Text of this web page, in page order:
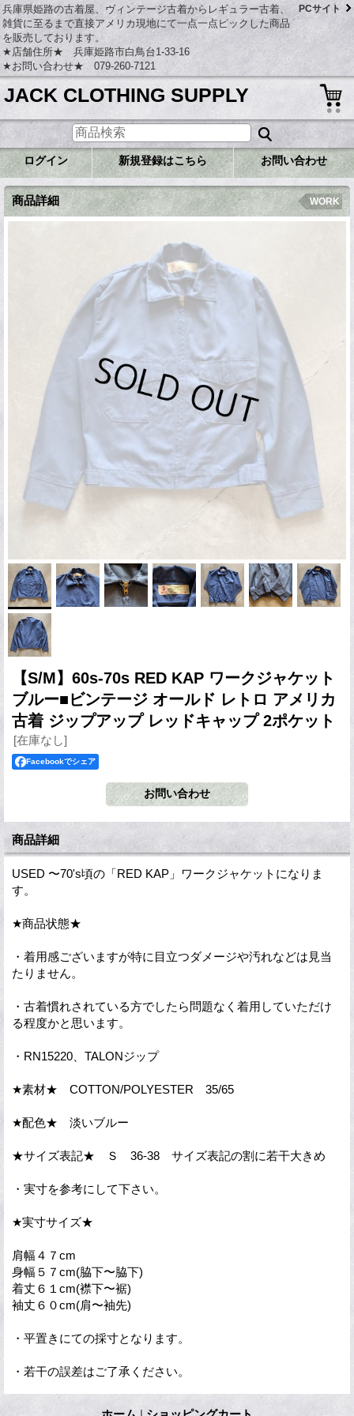
兵庫県姫路の古着屋、ヴィンテージ古着からレギュラー古着、
雑貨に至るまで直接アメリカ現地にて一点一点ピックした商品
を販売しております。
★店舗住所★ 兵庫姫路市白鳥台1-33-16
★お問い合わせ★ 079-260-7121
PCサイト
JACK CLOTHING SUPPLY
ログイン 新規登録はこちら お問い合わせ
商品詳細 WORK
【S/M】60s-70s RED KAP ワークジャケット
ブルー■ビンテージ オールド レトロ アメリカ
古着 ジップアップ レッドキャップ 2ポケット
[在庫なし]
Facebookでシェア
商品詳細
USED 〜70's頃の「RED KAP」ワークジャケットになりま
す。
★商品状態★
・着用感ございますが特に目立つダメージや汚れなどは見当
たりません。
・古着慣れされている方でしたら問題なく着用していただけ
る程度かと思います。
・RN15220、TALONジップ
★素材★ COTTON/POLYESTER 35/65
★配色★ 淡いブルー
★サイズ表記★ Ｓ 36-38 サイズ表記の割に若干大きめ
・実寸を参考にして下さい。
★実寸サイズ★
肩幅４７cm
身幅５７cm(脇下〜脇下)
着丈６１cm(襟下〜裾)
袖丈６０cm(肩〜袖先)
・平置きにての採寸となります。
・若干の誤差はご了承ください。